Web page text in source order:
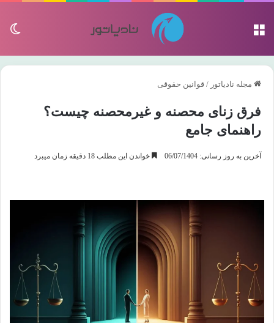
مجله نادیاتور / قوانین حقوقی
فرق زنای محصنه و غیرمحصنه چیست؟
راهنمای جامع
آخرین به روز رسانی: 06/07/1404 خواندن این مطلب 18 دقیقه زمان میبرد